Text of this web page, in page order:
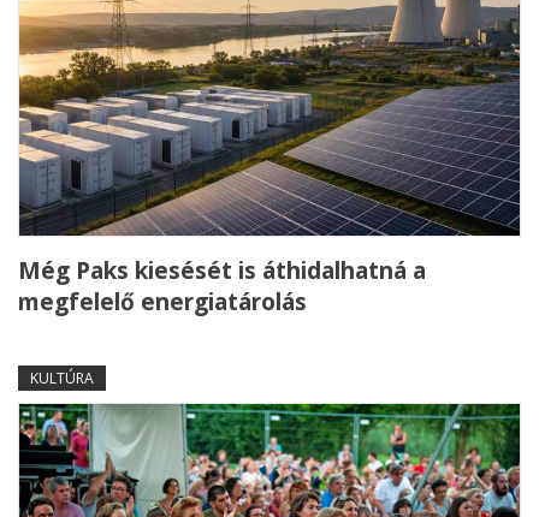
Még Paks kiesését is áthidalhatná a
megfelelő energiatárolás
KULTÚRA